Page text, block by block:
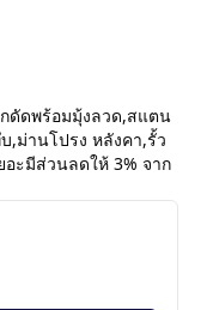
ดัดพร้อมมุ้งลวด,สแตน
,ม่านโปรง หลังคา,รั้ว
ะมีส่วนลดให้ 3% จาก